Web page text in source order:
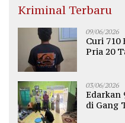
Kriminal Terbaru
09/06/2026
Curi 710
Pria 20
03/06/2026
Edarkan
di Gang